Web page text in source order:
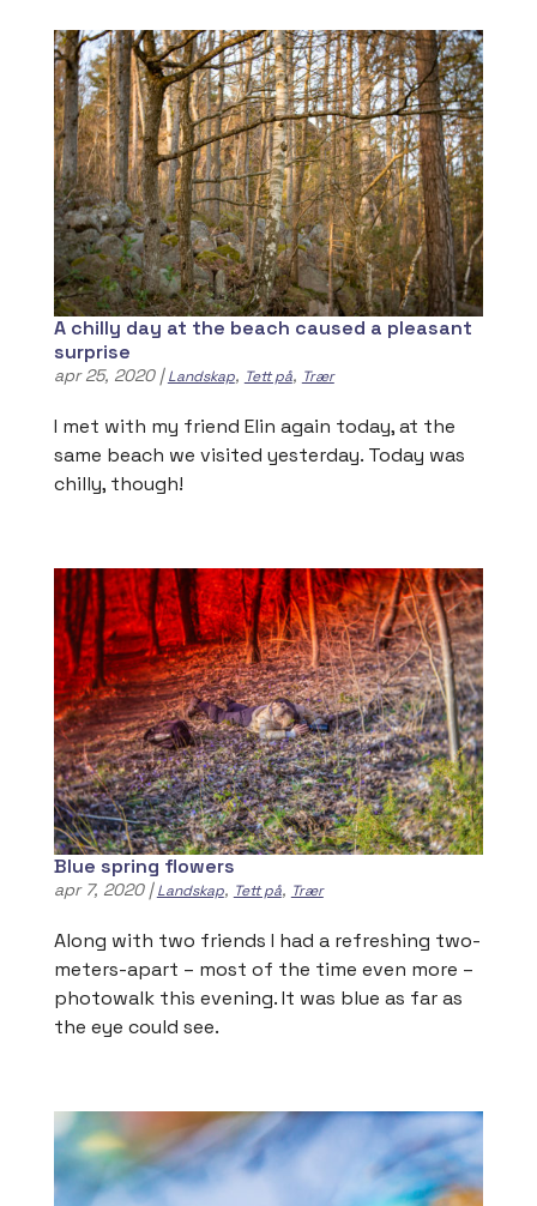
A chilly day at the beach caused a pleasant
surprise
apr 25, 2020|Landskap, Tett på, Trær
I met with my friend Elin again today, at the
same beach we visited yesterday. Today was
chilly, though!
Blue spring flowers
apr 7, 2020|Landskap, Tett på, Trær
Along with two friends I had a refreshing two-
meters-apart – most of the time even more –
photowalk this evening. It was blue as far as
the eye could see.